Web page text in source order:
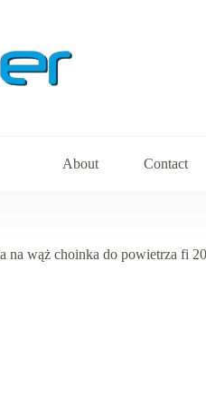
About Contact
na wąż choinka do powietrza fi